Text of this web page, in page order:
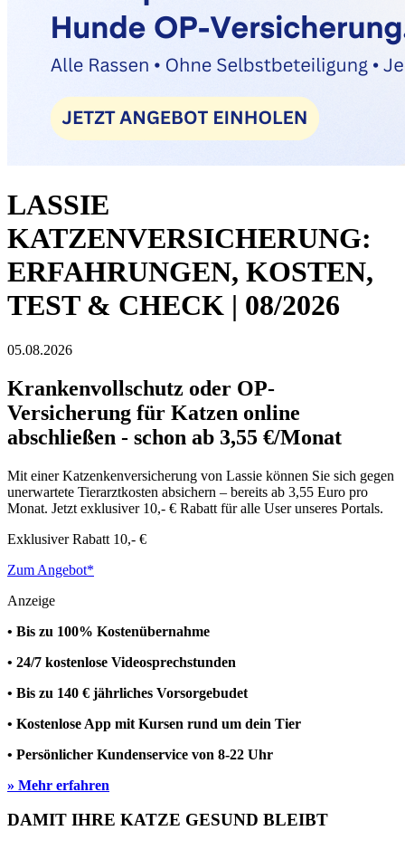
LASSIE
KATZENVERSICHERUNG:
ERFAHRUNGEN, KOSTEN,
TEST & CHECK | 08/2026
05.08.2026
Krankenvollschutz oder OP-
Versicherung für Katzen online
abschließen - schon ab 3,55 €/Monat
Mit einer Katzenkenversicherung von Lassie können Sie sich gegen
unerwartete Tierarztkosten absichern – bereits ab 3,55 Euro pro
Monat. Jetzt exklusiver 10,- € Rabatt für alle User unseres Portals.
Exklusiver Rabatt 10,- €
Zum Angebot*
Anzeige
• Bis zu 100% Kostenübernahme
• 24/7 kostenlose Videosprechstunden
• Bis zu 140 € jährliches Vorsorgebudet
• Kostenlose App mit Kursen rund um dein Tier
• Persönlicher Kundenservice von 8-22 Uhr
» Mehr erfahren
DAMIT IHRE KATZE GESUND BLEIBT